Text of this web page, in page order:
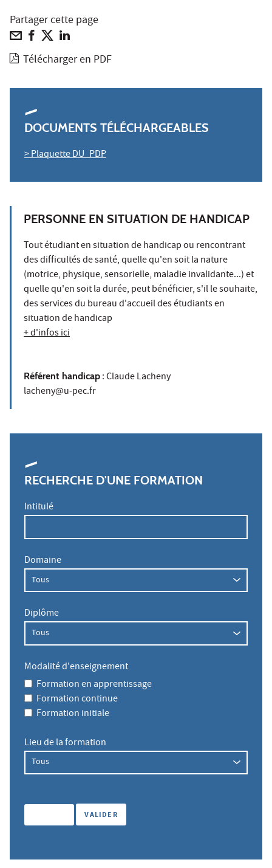
Partager cette page
Télécharger en PDF
DOCUMENTS TÉLÉCHARGEABLES
> Plaquette DU_PDP
PERSONNE EN SITUATION DE HANDICAP
Tout étudiant en situation de handicap ou rencontrant
des difficultés de santé, quelle qu'en soit la nature
(motrice, physique, sensorielle, maladie invalidante...) et
quelle qu'en soit la durée, peut bénéficier, s'il le souhaite,
des services du bureau d'accueil des étudiants en
situation de handicap
+ d'infos ici
Référent handicap : Claude Lacheny
lacheny@u-pec.fr
RECHERCHE D'UNE FORMATION
Intitulé
Domaine
Diplôme
Modalité d'enseignement
Formation en apprentissage
Formation continue
Formation initiale
Lieu de la formation